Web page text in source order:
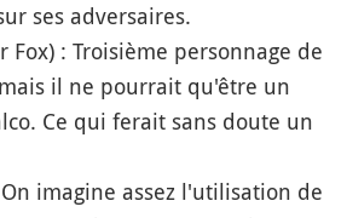
ses adversaires.
Fox) : Troisième personnage de
il ne pourrait qu'être un
Ce qui ferait sans doute un
imagine assez l'utilisation de